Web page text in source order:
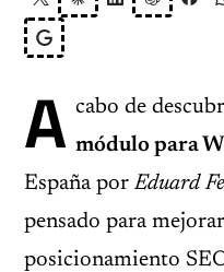
A cabo de
módulo para
España porEduard
pensado para
posicionamiento